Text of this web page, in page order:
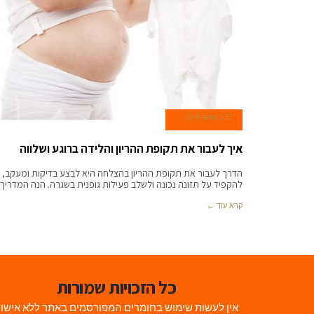
31 בינואר 2018
איך לעבור את תקופת ההריון והלידה ברוגע ושלווה
הדרך לעבור את תקופת ההריון בהצלחה היא לבצע בדיקות ומעקב,
להקפיד על תזונה נכונה ולשלב פעילות גופנית בשגרה. הנה המדריך
קרא עוד ←
כל הזכויות שמורות
אין לעשות שימוש בחומרים המפורסמים באתר ללא